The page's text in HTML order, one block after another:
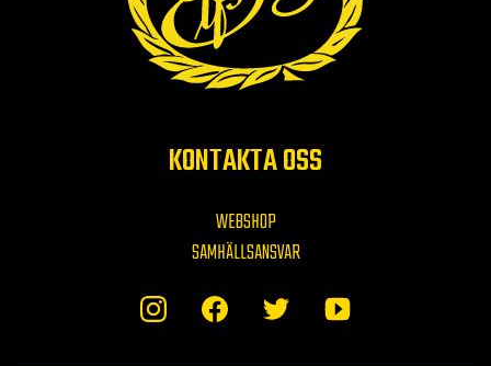
KONTAKTA OSS
WEBSHOP
SAMHÄLLSANSVAR